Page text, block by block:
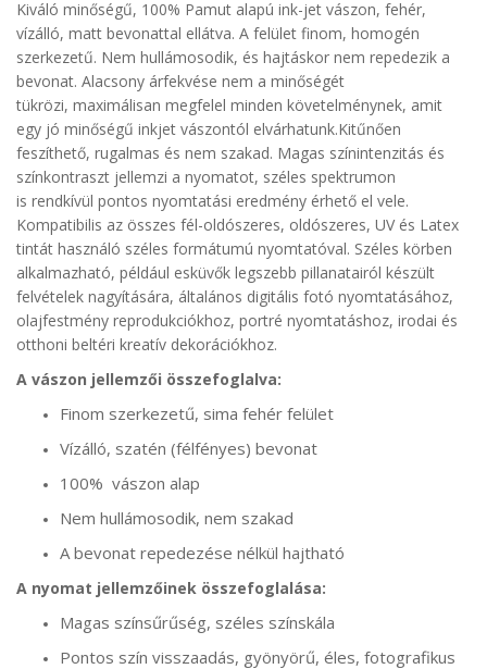
Kiváló minőségű, 100% Pamut alapú ink-jet vászon, fehér,
vízálló, matt bevonattal ellátva. A felület finom, homogén
szerkezetű. Nem hullámosodik, és hajtáskor nem repedezik a
bevonat. Alacsony árfekvése nem a minőségét
tükrözi, maximálisan megfelel minden követelménynek, amit
egy jó minőségű inkjet vászontól elvárhatunk.Kitűnően
feszíthető, rugalmas és nem szakad. Magas színintenzitás és
színkontraszt jellemzi a nyomatot, széles spektrumon
is rendkívül pontos nyomtatási eredmény érhető el vele.
Kompatibilis az összes fél-oldószeres, oldószeres, UV és Latex
tintát használó széles formátumú nyomtatóval. Széles körben
alkalmazható, például esküvők legszebb pillanatairól készült
felvételek nagyítására, általános digitális fotó nyomtatásához,
olajfestmény reprodukciókhoz, portré nyomtatáshoz, irodai és
otthoni beltéri kreatív dekorációkhoz.
A vászon jellemzői összefoglalva:
Finom szerkezetű, sima fehér felület
Vízálló, szatén (félfényes) bevonat
100% vászon alap
Nem hullámosodik, nem szakad
A bevonat repedezése nélkül hajtható
A nyomat jellemzőinek összefoglalása:
Magas színsűrűség, széles színskála
Pontos szín visszaadás, gyönyörű, éles, fotografikus